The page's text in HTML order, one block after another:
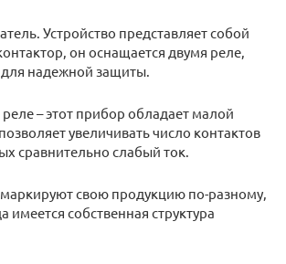
Устройство представляет собой
он оснащается двумя реле,
надежной защиты.
– этот прибор обладает малой
увеличивать число контактов
сравнительно слабый ток.
свою продукцию по-разному,
имеется собственная структура